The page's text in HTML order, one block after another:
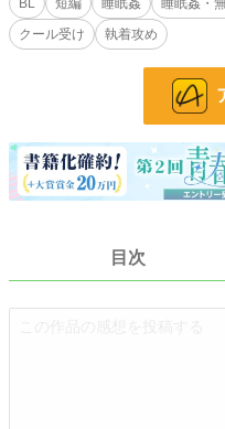
お気に入り 125
更新日時 2024.01.14 00:00
初回公開日時 2024.01.13 07:12
4,100 pt (9,821 位)
BL
短編 睡眠姦 睡眠姦・
クール受け
執着攻め
目次